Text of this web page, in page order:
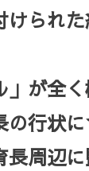
られ
が全
の行状
周辺